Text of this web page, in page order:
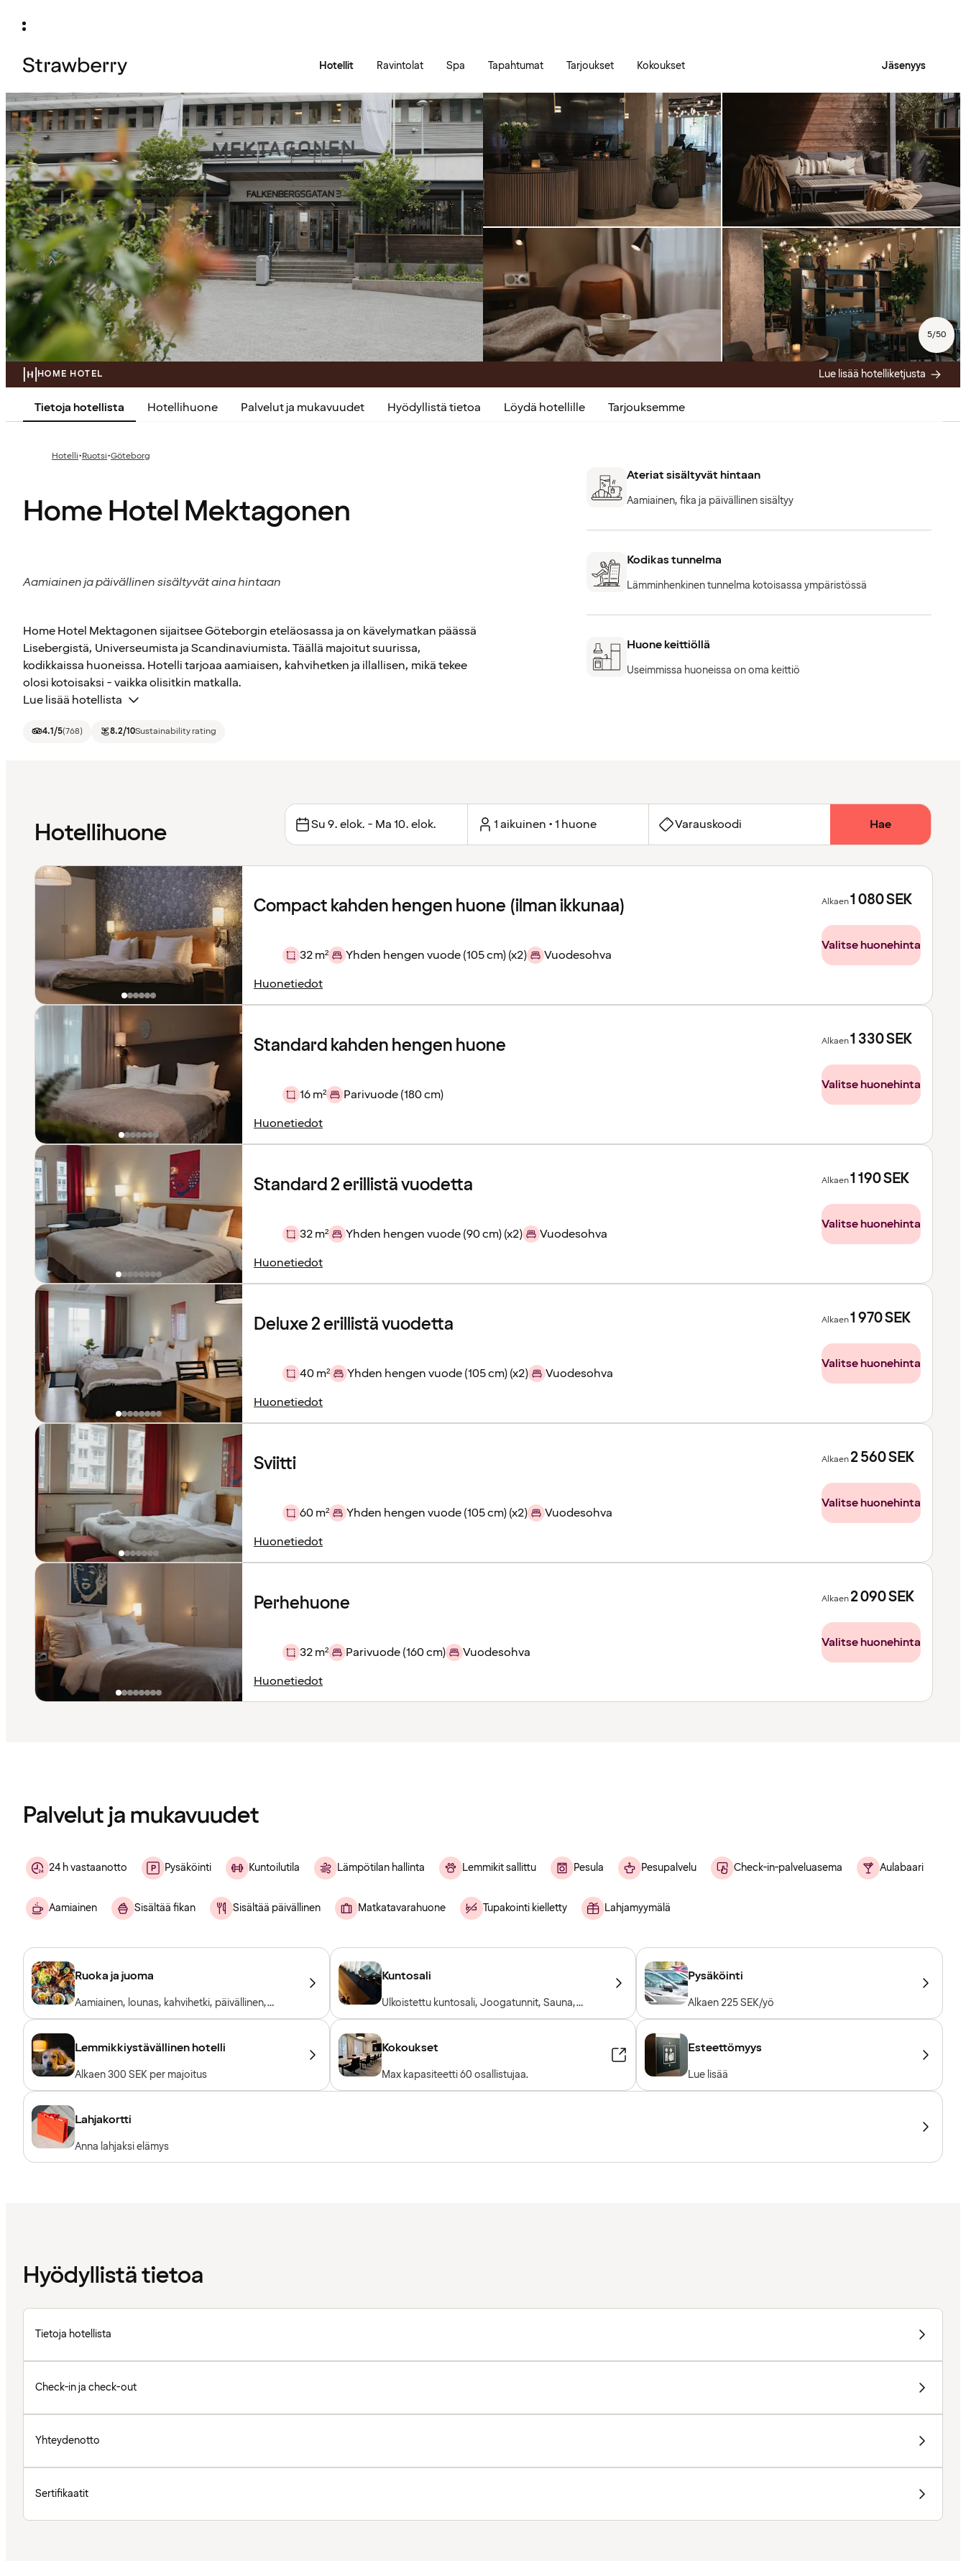
Hotellit Ravintolat Spa Tapahtumat Tarjoukset Kokoukset Jäsenyys
5/50
HOME HOTEL Lue lisää hotelliketjusta
Tietoja hotellista Hotellihuone Palvelut ja mukavuudet Hyödyllistä tietoa Löydä hotellille Tarjouksemme
Hotelli·Ruotsi·Göteborg
Home Hotel Mektagonen
Aamiainen ja päivällinen sisältyvät aina hintaan
Home Hotel Mektagonen sijaitsee Göteborgin eteläosassa ja on kävelymatkan päässä
Lisebergistä, Universeumista ja Scandinaviumista. Täällä majoitut suurissa,
kodikkaissa huoneissa. Hotelli tarjoaa aamiaisen, kahvihetken ja illallisen, mikä tekee
olosi kotoisaksi - vaikka olisitkin matkalla.
Lue lisää hotellista
4.1/5(768) 8.2/10Sustainability rating
Ateriat sisältyvät hintaan
Aamiainen, fika ja päivällinen sisältyy
Kodikas tunnelma
Lämminhenkinen tunnelma kotoisassa ympäristössä
Huone keittiöllä
Useimmissa huoneissa on oma keittiö
Hotellihuone Su 9. elok. - Ma 10. elok. 1 aikuinen • 1 huone Varauskoodi Hae
Compact kahden hengen huone (ilman ikkunaa)
32 m² Yhden hengen vuode (105 cm) (x2)
Vuodesohva
Huonetiedot
Alkaen1 080SEK
Valitse huonehinta
Standard kahden hengen huone
16 m²
Parivuode (180 cm)
Huonetiedot
Alkaen1 330SEK
Valitse huonehinta
Standard 2 erillistä vuodetta
32 m² Yhden hengen vuode (90 cm) (x2)
Vuodesohva
Huonetiedot
Alkaen1 190SEK
Valitse huonehinta
Deluxe 2 erillistä vuodetta
40 m² Yhden hengen vuode (105 cm) (x2)
Vuodesohva
Huonetiedot
Alkaen1 970SEK
Valitse huonehinta
Sviitti
60 m² Yhden hengen vuode (105 cm) (x2)
Vuodesohva
Huonetiedot
Alkaen2 560SEK
Valitse huonehinta
Perhehuone
32 m² Parivuode (160 cm)
Vuodesohva
Huonetiedot
Alkaen2 090SEK
Valitse huonehinta
Palvelut ja mukavuudet
24 h vastaanotto Pysäköinti Kuntoilutila Lämpötilan hallinta Lemmikit sallittu Pesula Pesupalvelu Check-in-palveluasema Aulabaari
Aamiainen Sisältää fikan Sisältää päivällinen Matkatavarahuone Tupakointi kielletty Lahjamyymälä
Ruoka ja juoma
Aamiainen, lounas, kahvihetki, päivällinen,
aulabaari
Kuntosali
Ulkoistettu kuntosali, Joogatunnit, Sauna,
Treenitunteja, PT-ohjaaja, Kuntosalilaitteet,
Pysäköinti
Alkaen 225 SEK/yö
Lemmikkiystävällinen hotelli
Alkaen 300 SEK per majoitus
Kokoukset
Max kapasiteetti 60 osallistujaa.
Esteettömyys
Lue lisää
Lahjakortti
Anna lahjaksi elämys
Hyödyllistä tietoa
Tietoja hotellista
Check-in ja check-out
Yhteydenotto
Sertifikaatit